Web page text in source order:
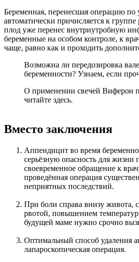
Беременная, перенесшая операцию по
автоматически причисляется к группе
плод уже перенес внутриутробную
беременные на особом контроле, к
чаще, равно как и проходить
Возможна ли передозировка
беременности? Узнаем, если
О применении свечей Виферон
читайте здесь.
Вместо заключения
Аппендицит во время
серьёзную опасность для жизни
своевременное обращение к
проведённая операция
неприятных последствий.
При боли справа внизу живота,
рвотой, повышением
будущей маме нужно срочно
Оптимальный способ удаления
лапароскопическая операция.